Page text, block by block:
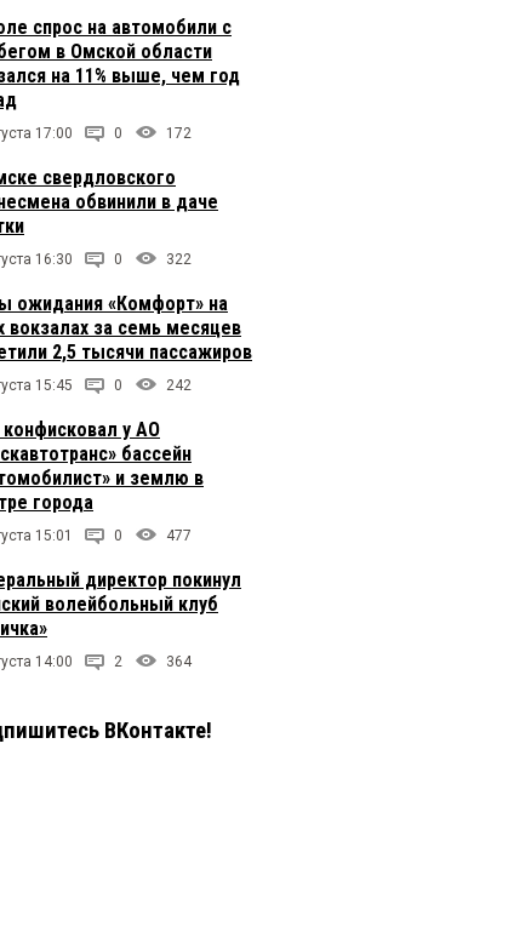
спрос на автомобили с
в Омской области
на 11% выше, чем год
17:00 0 172
свердловского
обвинили в даче
16:30 0 322
ожидания «Комфорт» на
вокзалах за семь месяцев
2,5 тысячи пассажиров
15:45 0 242
у АО
бассейн
и землю в
города
15:01 0 477
директор покинул
волейбольный клуб
14:00 2 364
ВКонтакте!